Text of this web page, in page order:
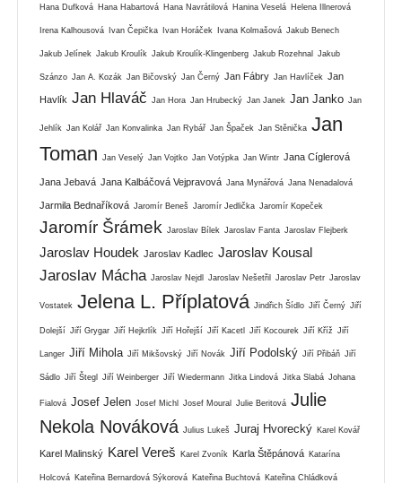
Hana Dufková Hana Habartová Hana Navrátilová Hanina Veselá Helena Illnerová
Irena Kalhousová Ivan Čepička Ivan Horáček Ivana Kolmašová Jakub Benech
Jakub Jelínek Jakub Kroulík Jakub Kroulík-Klingenberg Jakub Rozehnal Jakub
Szánzo Jan A. Kozák Jan Bičovský Jan Černý Jan Fábry Jan Havlíček Jan
Havlík Jan Hlaváč Jan Hora Jan Hrubecký Jan Janek Jan Janko Jan
Jehlík Jan Kolář Jan Konvalinka Jan Rybář Jan Špaček Jan Stěnička Jan
Toman
Jan Veselý Jan Vojtko Jan Votýpka Jan Wintr Jana Cíglerová
Jana Jebavá Jana Kalbáčová Vejpravová Jana Mynářová Jana Nenadalová
Jarmila Bednaříková Jaromír Beneš Jaromír Jedlička Jaromír Kopeček
Jaromír Šrámek Jaroslav Bílek Jaroslav Fanta Jaroslav Flejberk
Jaroslav Houdek Jaroslav Kadlec Jaroslav Kousal
Jaroslav Mácha Jaroslav Nejdl Jaroslav Nešetřil Jaroslav Petr Jaroslav
Vostatek Jelena L. Příplatová Jindřich Šídlo Jiří Černý Jiří
Dolejší Jiří Grygar Jiří Hejkrlík Jiří Hořejší Jiří Kacetl Jiří Kocourek Jiří Kříž Jiří
Langer Jiří Mihola Jiří Mikšovský Jiří Novák Jiří Podolský Jiří Přibáň Jiří
Sádlo Jiří Štegl Jiří Weinberger Jiří Wiedermann Jitka Lindová Jitka Slabá Johana
Fialová Josef Jelen Josef Michl Josef Moural Julie Beritová Julie
Nekola Nováková Julius Lukeš Juraj Hvorecký Karel Kovář
Karel Malinský Karel Vereš Karel Zvoník Karla Štěpánová Katarína
Holcová Kateřina Bernardová Sýkorová Kateřina Buchtová Kateřina Chládková